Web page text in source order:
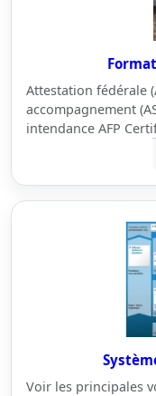
Attestation fédérale
accompagnement
intendance AFP
Voir les principales